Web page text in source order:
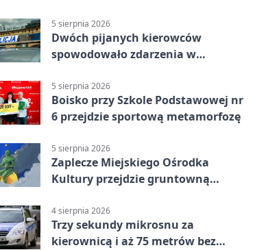
5 sierpnia 2026
Dwóch pijanych kierowców
spowodowało zdarzenia w
5 sierpnia 2026
Boisko przy Szkole Podstawowej nr
6 przejdzie sportową metamorfozę
5 sierpnia 2026
Zaplecze Miejskiego Ośrodka
Kultury przejdzie gruntowną
4 sierpnia 2026
Trzy sekundy mikrosnu za
kierownicą i aż 75 metrów bez